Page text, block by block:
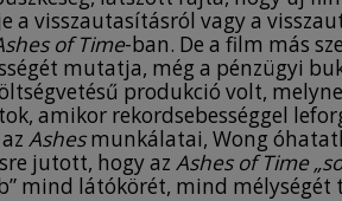
a visszautasításról vagy a
of Time-ban. De a film más
mutatja, még a pénzügyi
produkció volt,
amikor rekordsebességgel
Ashesmunkálatai, Wong
jutott, hogy az Ashes of Time
mind látókörét, mind mélységét